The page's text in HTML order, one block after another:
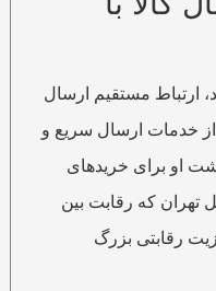
ارتباط مستقیم ارسال
خدمات ارسال سریع و
او برای خریدهای
تهران که رقابت بین
رقابتی بزرگ